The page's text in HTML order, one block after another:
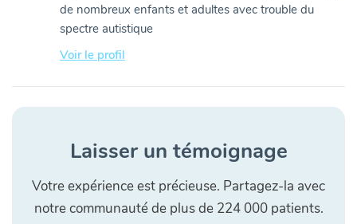
de nombreux enfants et adultes avec trouble du
spectre autistique
Voir le profil
Laisser un témoignage
Votre expérience est précieuse. Partagez-la avec
notre communauté de plus de 224 000 patients.